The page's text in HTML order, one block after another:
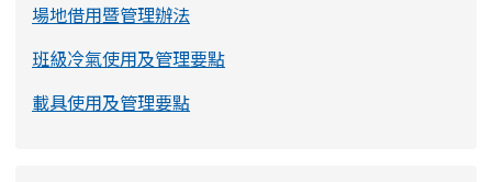
場地借用暨管理辦法
班級冷氣使用及管理要點
載具使用及管理要點